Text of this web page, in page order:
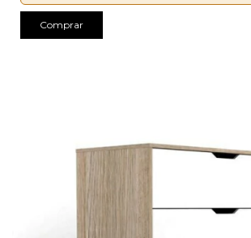
Comprar